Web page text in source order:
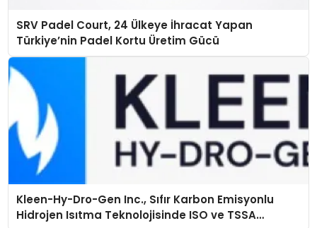
SRV Padel Court, 24 Ülkeye İhracat Yapan
Türkiye’nin Padel Kortu Üretim Gücü
Kleen-Hy-Dro-Gen Inc., Sıfır Karbon Emisyonlu
Hidrojen Isıtma Teknolojisinde ISO ve TSSA